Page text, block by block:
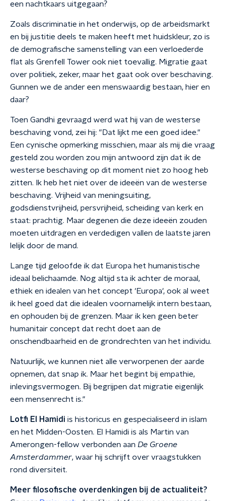
een nachtkaars uitgegaan?
Zoals discriminatie in het onderwijs, op de arbeidsmarkt
en bij justitie deels te maken heeft met huidskleur, zo is
de demografische samenstelling van een verloederde
flat als Grenfell Tower ook niet toevallig. Migratie gaat
over politiek, zeker, maar het gaat ook over beschaving.
Gunnen we de ander een menswaardig bestaan, hier en
daar?
Toen Gandhi gevraagd werd wat hij van de westerse
beschaving vond, zei hij: "Dat lijkt me een goed idee."
Een cynische opmerking misschien, maar als mij die vraag
gesteld zou worden zou mijn antwoord zijn dat ik de
westerse beschaving op dit moment niet zo hoog heb
zitten. Ik heb het niet over de ideeën van de westerse
beschaving. Vrijheid van meningsuiting,
godsdienstvrijheid, persvrijheid, scheiding van kerk en
staat: prachtig. Maar degenen die deze ideeën zouden
moeten uitdragen en verdedigen vallen de laatste jaren
lelijk door de mand.
Lange tijd geloofde ik dat Europa het humanistische
ideaal belichaamde. Nog altijd sta ik achter de moraal,
ethiek en idealen van het concept 'Europa', ook al weet
ik heel goed dat die idealen voornamelijk intern bestaan,
en ophouden bij de grenzen. Maar ik ken geen beter
humanitair concept dat recht doet aan de
onschendbaarheid en de grondrechten van het individu.
Natuurlijk, we kunnen niet alle verworpenen der aarde
opnemen, dat snap ik. Maar het begint bij empathie,
inlevingsvermogen. Bij begrijpen dat migratie eigenlijk
een mensenrecht is."
Lotfi El Hamidi is historicus en gespecialiseerd in islam
en het Midden-Oosten. El Hamidi is als Martin van
Amerongen-fellow verbonden aan De Groene
Amsterdammer, waar hij schrijft over vraagstukken
rond diversiteit.
Meer filosofische overdenkingen bij de actualiteit?